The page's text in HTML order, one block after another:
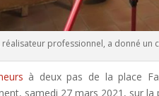
professionnel, a donné un
à deux pas de la place
samedi 27 mars 2021, sur la